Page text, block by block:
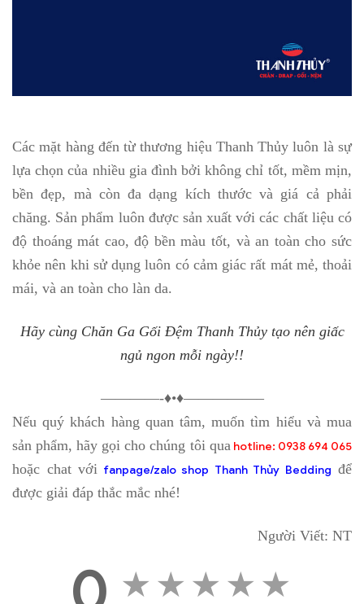
Các mặt hàng đến từ thương hiệu Thanh Thủy luôn là sự
lựa chọn của nhiều gia đình bởi không chỉ tốt, mềm mịn,
bền đẹp, mà còn đa dạng kích thước và giá cả phải
chăng. Sản phẩm luôn được sản xuất với các chất liệu có
độ thoáng mát cao, độ bền màu tốt, và an toàn cho sức
khỏe nên khi sử dụng luôn có cảm giác rất mát mẻ, thoải
mái, và an toàn cho làn da.
Hãy cùng Chăn Ga Gối Đệm Thanh Thủy tạo nên giấc
ngủ ngon mỗi ngày!!
————-♦•♦—————–
Nếu quý khách hàng quan tâm, muốn tìm hiểu và mua
sản phẩm, hãy gọi cho chúng tôi quahotline: 0938 694 065
hoặc chat với fanpage/zalo shop Thanh Thủy Bedding để
được giải đáp thắc mắc nhé!
Người Viết: NT
★ ★ ★ ★ ★